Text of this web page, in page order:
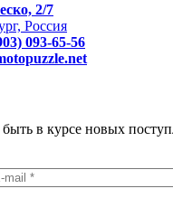
2/7
Россия
093-65-56
быть в курсе новых